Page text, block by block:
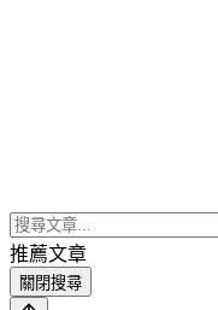
推薦文章
關閉搜尋